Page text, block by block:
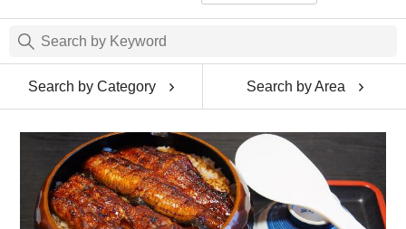
Search by Category Search by Area